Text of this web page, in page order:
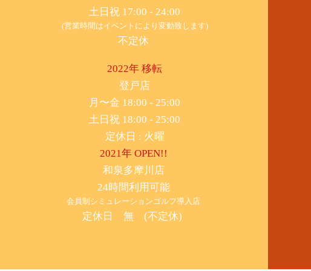
土日祝 17:00 - 24:00
(営業時間はイベントにより変動致します)
不定休
2022年 移転
​登戸店
月〜金 18:00 - 25:00
土日祝 18:00 - 25:00
​定休日 : 火曜
2021年 OPEN!!
​和泉多摩川店
24時間利用可能
​会員制シミュレーションゴルフ導入店
定休日 無 (不定休)